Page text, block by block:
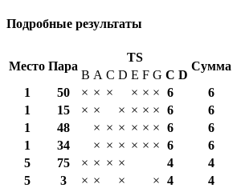
Подробные результаты
Место Пара
TS
Сумма
B A C D E F G С D
1
50 × × × × × × 6
6
1
15 × × × × × × 6
6
1
48 × × × × × × 6
6
1
34 × × × × × × 6
6
5
75 × × × × 4
4
5
3 × × × × 4
4